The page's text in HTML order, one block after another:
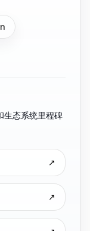
生态系统里程碑
↗
↗